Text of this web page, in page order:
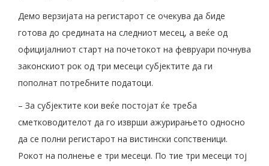
Демо верзијата на регистарот се очекува да биде
готова до средината на следниот месец, а веќе од
официјалниот старт на почетокот на февруари почнува
законскиот рок од три месеци субјектите да ги
пополнат потребните податоци.
– За субјектите кои веќе постојат ќе треба
сметководителот да го изврши ажурирањето односно
да се полни регистарот на вистински сопственици.
Рокот на полнење е три месеци. По тие три месеци тој